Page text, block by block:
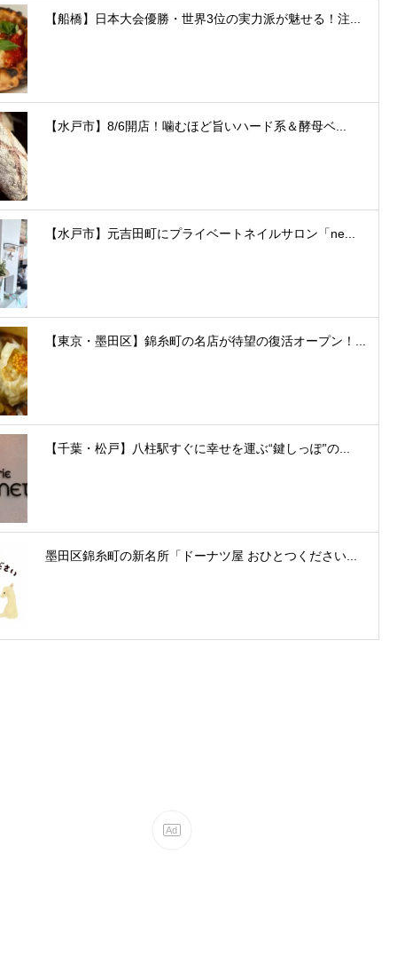
【船橋】日本大会優勝・世界3位の実力派が魅せる！注...
【水戸市】8/6開店！噛むほど旨いハード系＆酵母ベ...
【水戸市】元吉田町にプライベートネイルサロン「ne...
【東京・墨田区】錦糸町の名店が待望の復活オープン！...
【千葉・松戸】八柱駅すぐに幸せを運ぶ“鍵しっぽ”の...
墨田区錦糸町の新名所「ドーナツ屋 おひとつください...